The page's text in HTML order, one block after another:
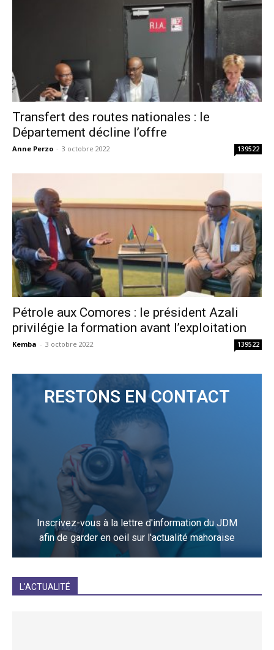
Transfert des routes nationales : le
Département décline l’offre
Anne Perzo - 3 octobre 2022 139522
Pétrole aux Comores : le président Azali
privilégie la formation avant l’exploitation
Kemba - 3 octobre 2022 139522
RESTONS EN CONTACT
Inscrivez-vous à la lettre d'information du JDM
afin de garder en oeil sur l'actualité mahoraise
L'ACTUALITÉ